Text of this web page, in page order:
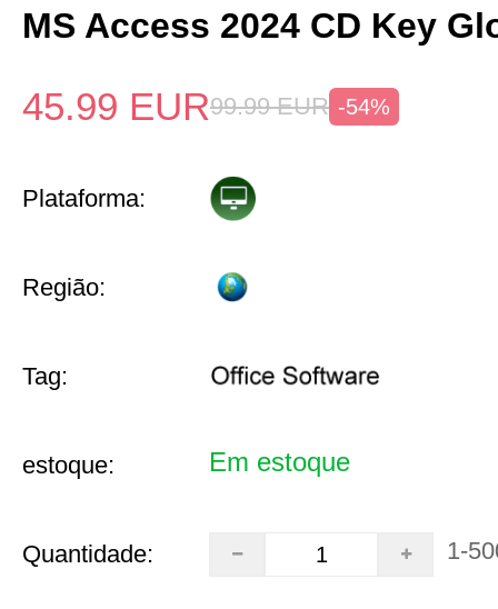
MS Access 2024 CD Key
45.99 EUR99.99 EUR -54%
Plataforma:
Região:
Tag:
estoque: Em estoque
Quantidade: 1-